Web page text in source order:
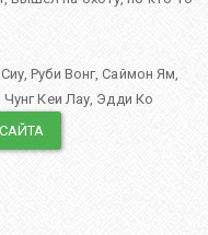
,Руби Вонг,Саймон Ям,
Чунг Кеи Лау, Эдди Ко